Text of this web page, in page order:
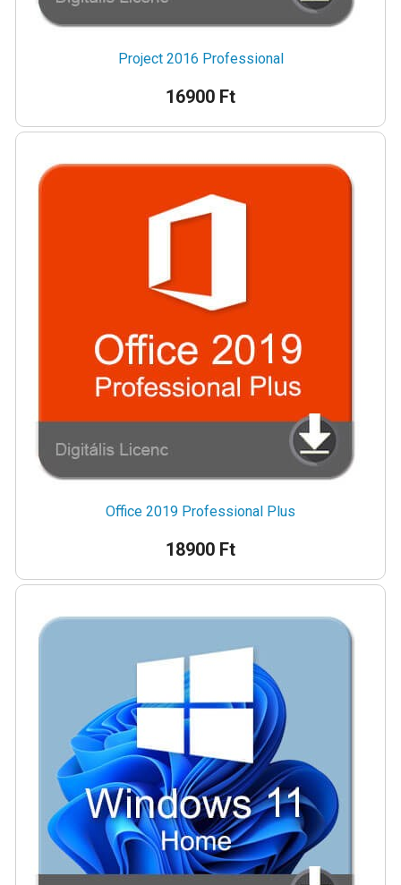
Project 2016 Professional
16900 Ft
Office 2019 Professional Plus
18900 Ft